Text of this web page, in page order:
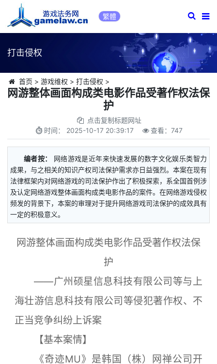
繁體
打击侵权
首页 > 游戏维权 > 打击侵权 >
网游整体画面构成类电影作品受著作权法保
护
点击复制标题网址
时间： 2025-10-17 20:39:17 查看：747
编者按：
网络游戏是近年来快速发展的数字文化娱乐类智力
成果，与之相关的知识产权司法保护需求亦日益强烈。本案在现有
法律框架内对网络游戏的司法保护作出了积极探索，系全国首例涉
及认定网络游戏整体画面构成类电影作品的案件。在网络游戏侵权
频发的背景下，本案的审理对于提升网络游戏司法保护的成效具有
一定的积极意义。
网游整体画面构成类电影作品受著作权法保
护
——广州硕星信息科技有限公司等与上
海壮游信息科技有限公司等侵犯著作权、不
正当竞争纠纷上诉案
【基本案情】
《奇迹MU》是韩国（株）网禅公司开